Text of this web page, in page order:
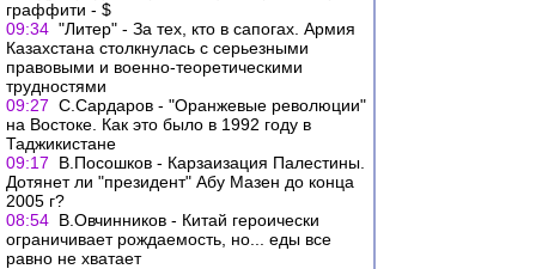
граффити - $
09:34 "Литер" - За тех, кто в сапогах. Армия
Казахстана столкнулась с серьезными
правовыми и военно-теоретическими
трудностями
09:27 С.Сардаров - "Оранжевые революции"
на Востоке. Как это было в 1992 году в
Таджикистане
09:17
В.Посошков - Карзаизация Палестины.
Дотянет ли "президент" Абу Мазен до конца
2005 г?
08:54 В.Овчинников - Китай героически
ограничивает рождаемость, но... еды все
равно не хватает